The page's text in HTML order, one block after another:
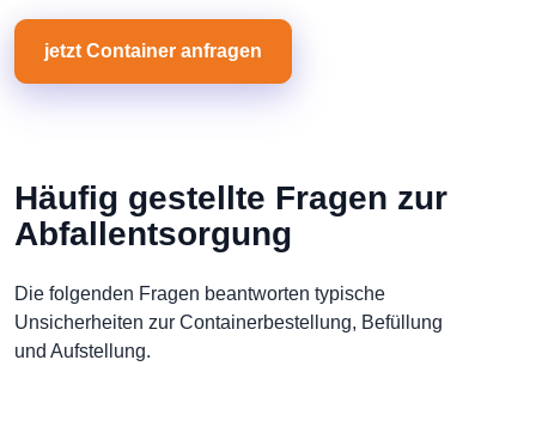
jetzt Container anfragen
Häufig gestellte Fragen zur
Abfallentsorgung
Die folgenden Fragen beantworten typische
Unsicherheiten zur Containerbestellung, Befüllung
und Aufstellung.